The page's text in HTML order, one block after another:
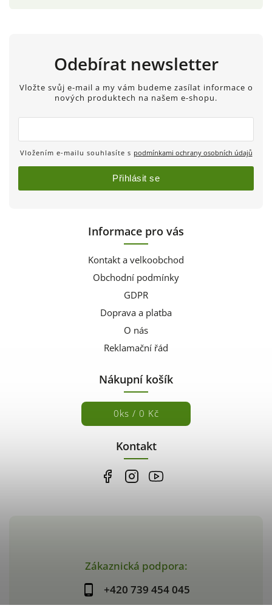
Zákaznická podpora:
+420 739 454 045
Informace pro vás
Kontakt a velkoobchod
Obchodní podmínky
GDPR
Doprava a platba
O nás
Reklamační řád
Nákupní košík
0ks / 0 Kč
Kontakt
Odebírat newsletter
Vložte svůj e-mail a my vám budeme zasílat informace o
nových produktech na našem e-shopu.
Vložením e-mailu souhlasíte s podmínkami ochrany osobních údajů
Přihlásit se